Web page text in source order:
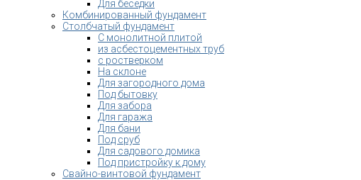
Для беседки
Комбинированный фундамент
Столбчатый фундамент
С монолитной плитой
из асбестоцементных труб
с ростверком
На склоне
Для загородного дома
Под бытовку
Для забора
Для гаража
Для бани
Под сруб
Для садового домика
Под пристройку к дому
Свайно-винтовой фундамент